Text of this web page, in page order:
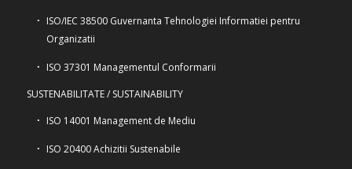
ISO/IEC 38500 Guvernanta Tehnologiei Informatiei pentru
Organizatii
ISO 37301 Managementul Conformarii
SUSTENABILITATE / SUSTAINABILITY
ISO 14001 Management de Mediu
ISO 20400 Achizitii Sustenabile